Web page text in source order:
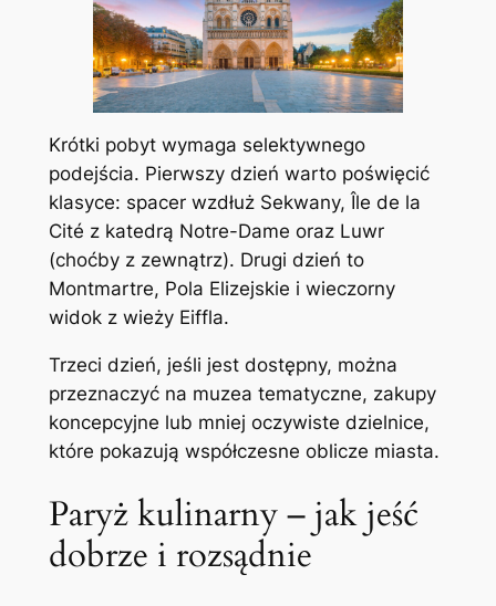
Krótki pobyt wymaga selektywnego
podejścia. Pierwszy dzień warto poświęcić
klasyce: spacer wzdłuż Sekwany, Île de la
Cité z katedrą Notre-Dame oraz Luwr
(choćby z zewnątrz). Drugi dzień to
Montmartre, Pola Elizejskie i wieczorny
widok z wieży Eiffla.
Trzeci dzień, jeśli jest dostępny, można
przeznaczyć na muzea tematyczne, zakupy
koncepcyjne lub mniej oczywiste dzielnice,
które pokazują współczesne oblicze miasta.
Paryż kulinarny – jak jeść
dobrze i rozsądnie